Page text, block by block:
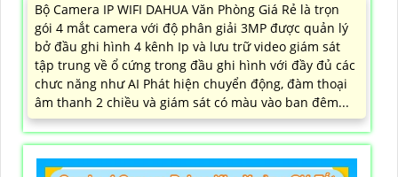
Bộ Camera IP WIFI DAHUA Văn Phòng Giá Rẻ là trọn
gói 4 mắt camera với độ phân giải 3MP được quản lý
bở đầu ghi hình 4 kênh Ip và lưu trữ video giám sát
tập trung về ổ cứng trong đầu ghi hình với đầy đủ các
chưc năng như AI Phát hiện chuyển động, đàm thoại
âm thanh 2 chiều và giám sát có màu vào ban đêm...